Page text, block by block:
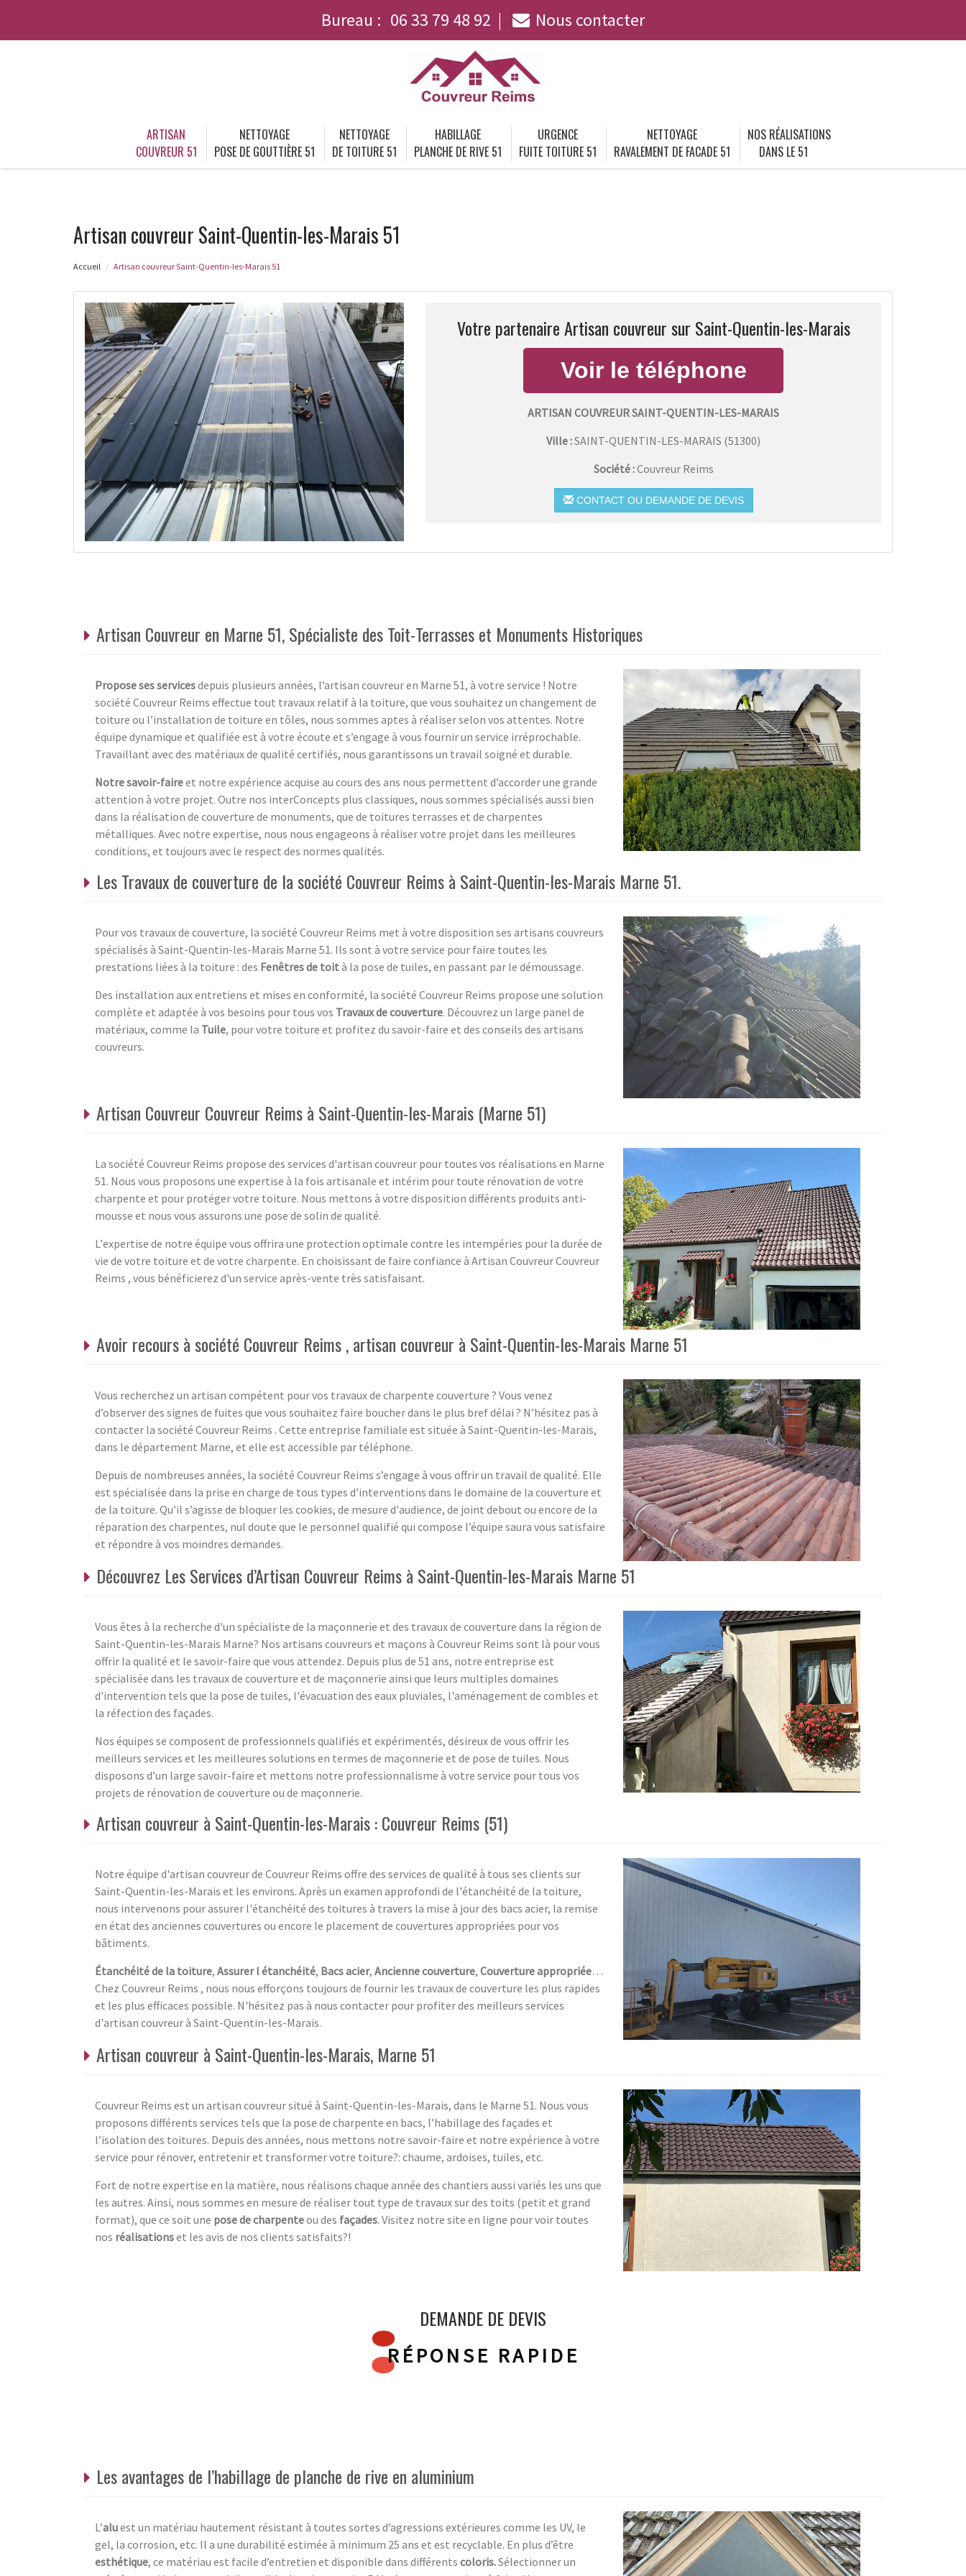
Bureau : 06 33 79 48 92 Nous contacter
ARTISAN
COUVREUR 51
NETTOYAGE
POSE DE GOUTTIÈRE 51
NETTOYAGE
DE TOITURE 51
HABILLAGE
PLANCHE DE RIVE 51
URGENCE
FUITE TOITURE 51
NETTOYAGE
RAVALEMENT DE FACADE 51
NOS RÉALISATIONS
DANS LE 51
Artisan couvreur Saint-Quentin-les-Marais 51
Accueil Artisan couvreur Saint-Quentin-les-Marais 51
Votre partenaire Artisan couvreur sur Saint-Quentin-les-Marais
ARTISAN COUVREUR SAINT-QUENTIN-LES-MARAIS
Ville :SAINT-QUENTIN-LES-MARAIS (51300)
Société :Couvreur Reims
CONTACT OU DEMANDE DE DEVIS
Artisan Couvreur en Marne 51, Spécialiste des Toit-Terrasses et Monuments Historiques
Propose ses servicesdepuis plusieurs années, l’artisan couvreur en Marne 51, à votre service ! Notre
société Couvreur Reims effectue tout travaux relatif à la toiture, que vous souhaitez un changement de
toiture ou l’installation de toiture en tôles, nous sommes aptes à réaliser selon vos attentes. Notre
équipe dynamique et qualifiée est à votre écoute et s’engage à vous fournir un service irréprochable.
Travaillant avec des matériaux de qualité certifiés, nous garantissons un travail soigné et durable.
Notre savoir-faireet notre expérience acquise au cours des ans nous permettent d’accorder une grande
attention à votre projet. Outre nos interConcepts plus classiques, nous sommes spécialisés aussi bien
dans la réalisation de couverture de monuments, que de toitures terrasses et de charpentes
métalliques. Avec notre expertise, nous nous engageons à réaliser votre projet dans les meilleures
conditions, et toujours avec le respect des normes qualités.
Les Travaux de couverture de la société Couvreur Reims à Saint-Quentin-les-Marais Marne 51.
Pour vos travaux de couverture, la société Couvreur Reims met à votre disposition ses artisans couvreurs
spécialisés à Saint-Quentin-les-Marais Marne 51. Ils sont à votre service pour faire toutes les
prestations liées à la toiture : des Fenêtres de toità la pose de tuiles, en passant par le démoussage.
Des installation aux entretiens et mises en conformité, la société Couvreur Reims propose une solution
complète et adaptée à vos besoins pour tous vos Travaux de couverture. Découvrez un large panel de
matériaux, comme la Tuile, pour votre toiture et profitez du savoir-faire et des conseils des artisans
couvreurs.
Artisan Couvreur Couvreur Reims à Saint-Quentin-les-Marais (Marne 51)
La société Couvreur Reims propose des services d'artisan couvreur pour toutes vos réalisations en Marne
51. Nous vous proposons une expertise à la fois artisanale et intérim pour toute rénovation de votre
charpente et pour protéger votre toiture. Nous mettons à votre disposition différents produits anti-
mousse et nous vous assurons une pose de solin de qualité.
L'expertise de notre équipe vous offrira une protection optimale contre les intempéries pour la durée de
vie de votre toiture et de votre charpente. En choisissant de faire confiance à Artisan Couvreur Couvreur
Reims , vous bénéficierez d'un service après-vente très satisfaisant.
Avoir recours à société Couvreur Reims , artisan couvreur à Saint-Quentin-les-Marais Marne 51
Vous recherchez un artisan compétent pour vos travaux de charpente couverture ? Vous venez
d’observer des signes de fuites que vous souhaitez faire boucher dans le plus bref délai ? N’hésitez pas à
contacter la société Couvreur Reims . Cette entreprise familiale est située à Saint-Quentin-les-Marais,
dans le département Marne, et elle est accessible par téléphone.
Depuis de nombreuses années, la société Couvreur Reims s’engage à vous offrir un travail de qualité. Elle
est spécialisée dans la prise en charge de tous types d’interventions dans le domaine de la couverture et
de la toiture. Qu’il s’agisse de bloquer les cookies, de mesure d'audience, de joint debout ou encore de la
réparation des charpentes, nul doute que le personnel qualifié qui compose l’équipe saura vous satisfaire
et répondre à vos moindres demandes.
Découvrez Les Services d’Artisan Couvreur Reims à Saint-Quentin-les-Marais Marne 51
Vous êtes à la recherche d'un spécialiste de la maçonnerie et des travaux de couverture dans la région de
Saint-Quentin-les-Marais Marne? Nos artisans couvreurs et maçons à Couvreur Reims sont là pour vous
offrir la qualité et le savoir-faire que vous attendez. Depuis plus de 51 ans, notre entreprise est
spécialisée dans les travaux de couverture et de maçonnerie ainsi que leurs multiples domaines
d'intervention tels que la pose de tuiles, l'évacuation des eaux pluviales, l'aménagement de combles et
la réfection des façades.
Nos équipes se composent de professionnels qualifiés et expérimentés, désireux de vous offrir les
meilleurs services et les meilleures solutions en termes de maçonnerie et de pose de tuiles. Nous
disposons d’un large savoir-faire et mettons notre professionnalisme à votre service pour tous vos
projets de rénovation de couverture ou de maçonnerie.
Artisan couvreur à Saint-Quentin-les-Marais : Couvreur Reims (51)
Notre équipe d'artisan couvreur de Couvreur Reims offre des services de qualité à tous ses clients sur
Saint-Quentin-les-Marais et les environs. Après un examen approfondi de l'étanchéité de la toiture,
nous intervenons pour assurer l'étanchéité des toitures à travers la mise à jour des bacs acier, la remise
en état des anciennes couvertures ou encore le placement de couvertures appropriées pour vos
bâtiments.
Étanchéité de la toiture, Assurer l étanchéité, Bacs acier, Ancienne couverture, Couverture appropriée…
Chez Couvreur Reims , nous nous efforçons toujours de fournir les travaux de couverture les plus rapides
et les plus efficaces possible. N'hésitez pas à nous contacter pour profiter des meilleurs services
d'artisan couvreur à Saint-Quentin-les-Marais.
Artisan couvreur à Saint-Quentin-les-Marais, Marne 51
Couvreur Reims est un artisan couvreur situé à Saint-Quentin-les-Marais, dans le Marne 51. Nous vous
proposons différents services tels que la pose de charpente en bacs, l’habillage des façades et
l’isolation des toitures. Depuis des années, nous mettons notre savoir-faire et notre expérience à votre
service pour rénover, entretenir et transformer votre toiture?: chaume, ardoises, tuiles, etc.
Fort de notre expertise en la matière, nous réalisons chaque année des chantiers aussi variés les uns que
les autres. Ainsi, nous sommes en mesure de réaliser tout type de travaux sur des toits (petit et grand
format), que ce soit une pose de charpenteou des façades. Visitez notre site en ligne pour voir toutes
nos réalisationset les avis de nos clients satisfaits?!
DEMANDE DE DEVIS
RÉPONSE RAPIDE
Les avantages de l’habillage de planche de rive en aluminium
L’aluest un matériau hautement résistant à toutes sortes d’agressions extérieures comme les UV, le
gel, la corrosion, etc. Il a une durabilité estimée à minimum 25 ans et est recyclable. En plus d’être
esthétique, ce matériau est facile d’entretien et disponible dans différents coloris.Sélectionner un